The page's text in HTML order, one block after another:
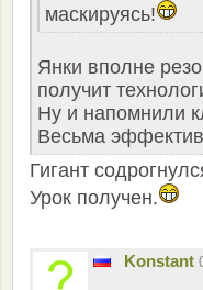
маскируясь!
Янки вполне
получит
Ну и напомнили
Весьма
Гигант
Урок получен.
Konstant